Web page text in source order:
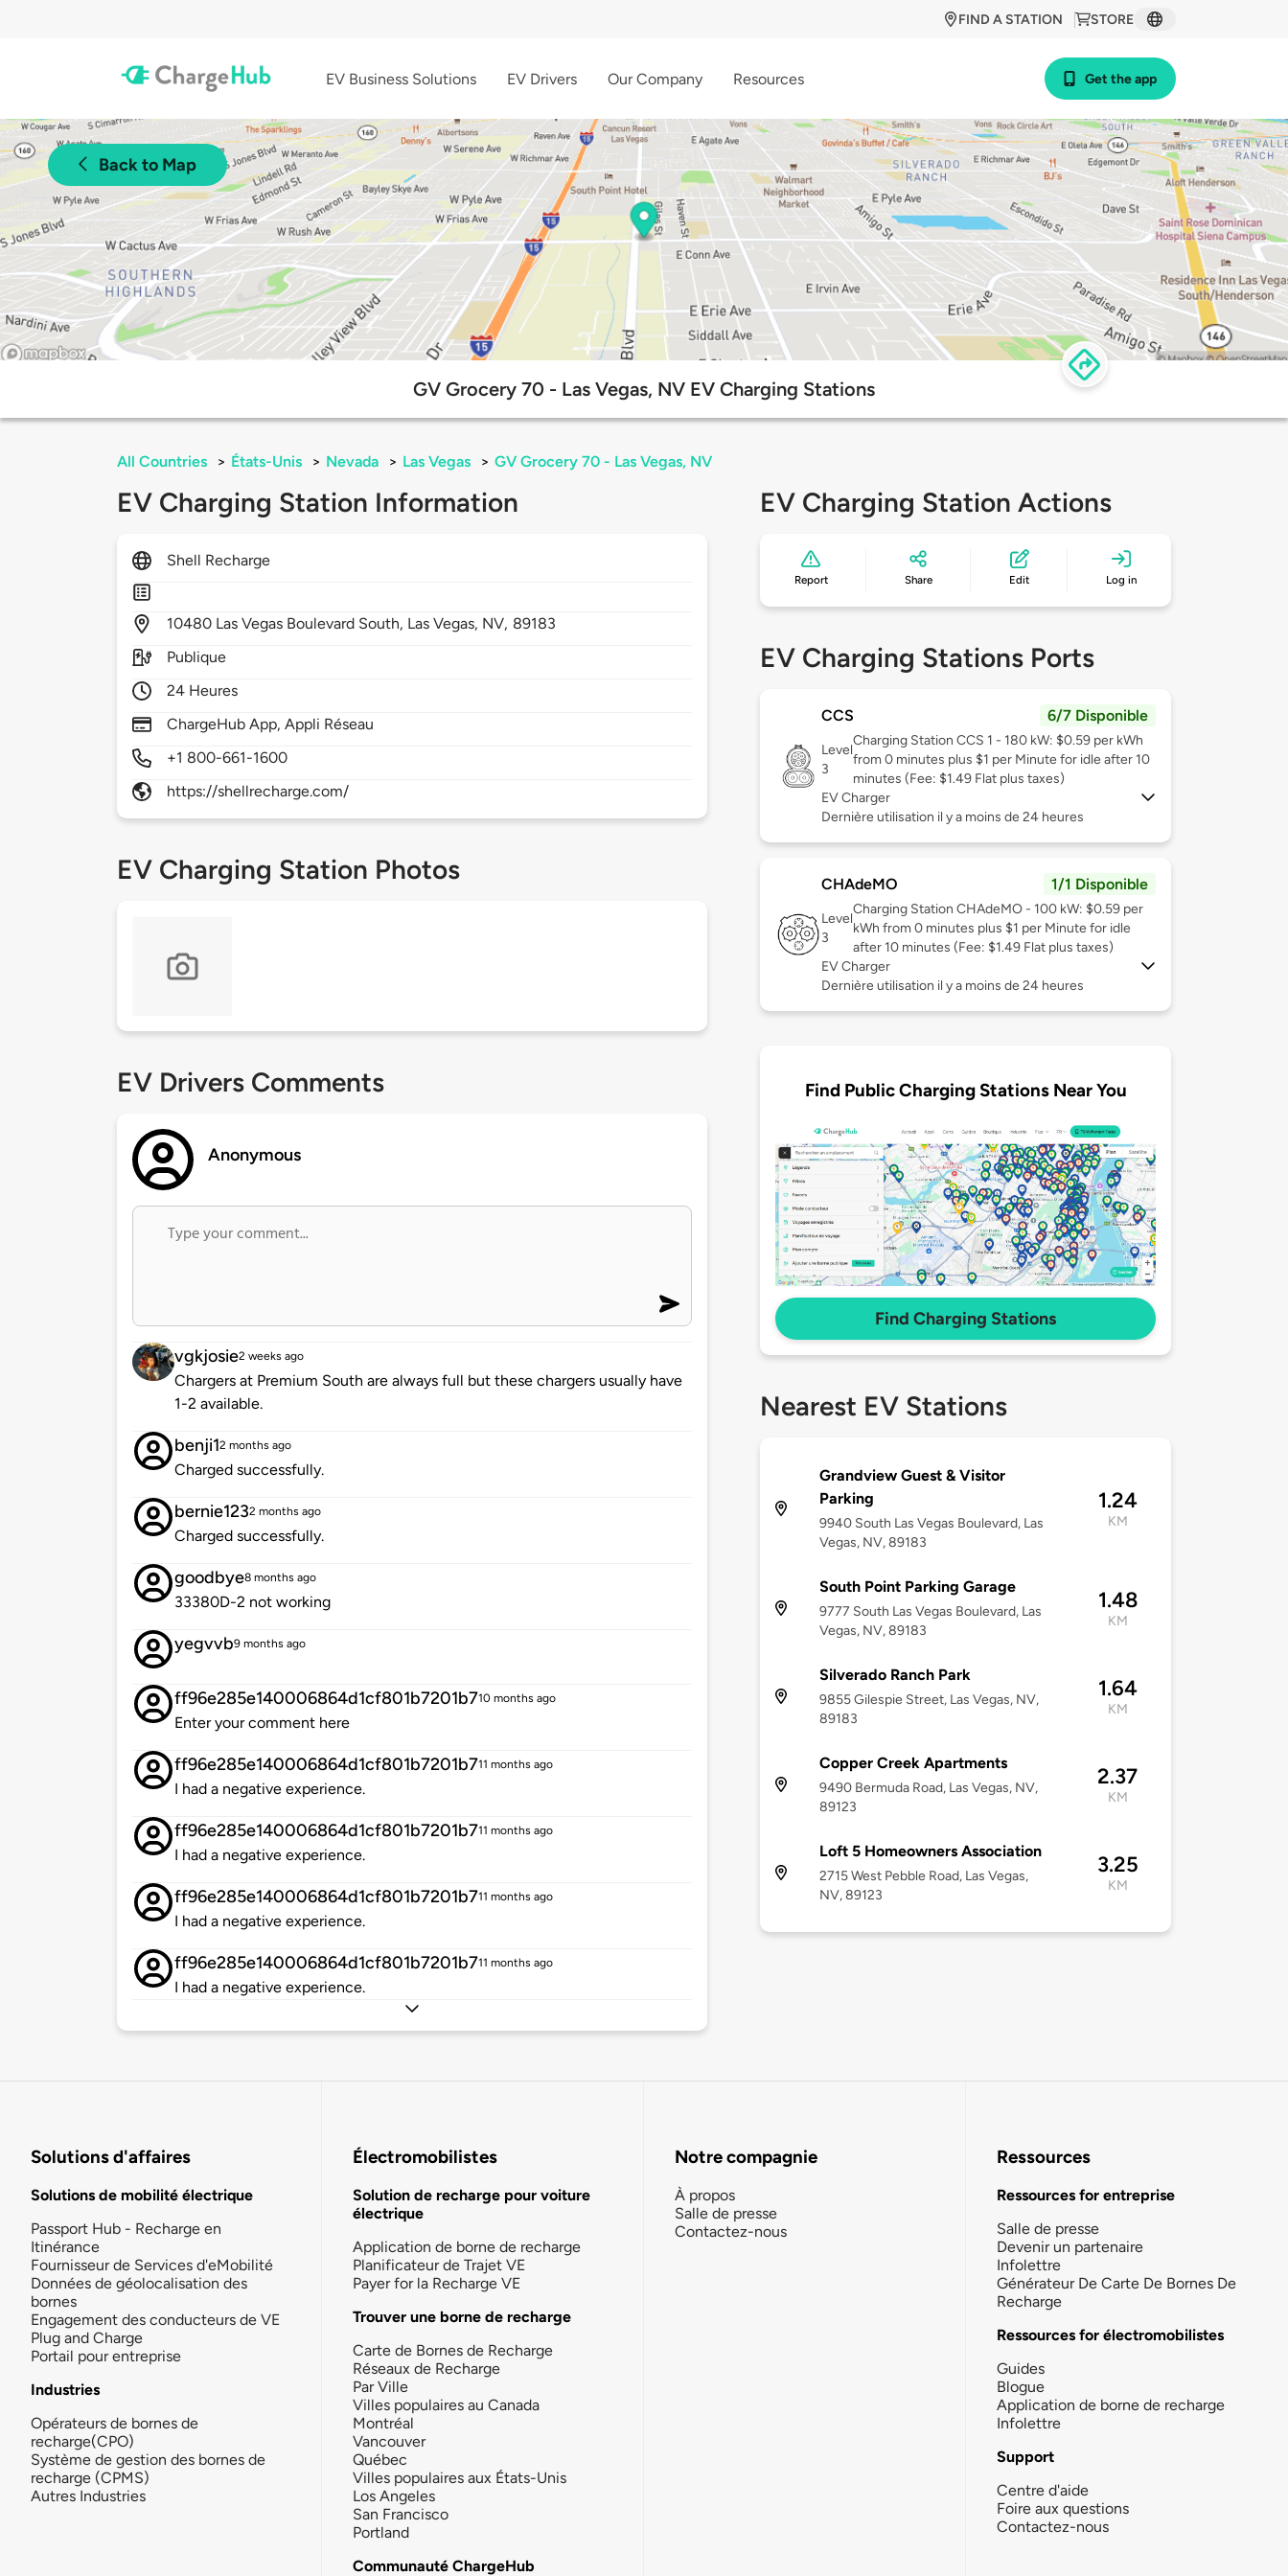
STORE
FIND A STATION
EV Business Solutions EV Drivers Our Company Resources Get the app
Back to Map
GV Grocery 70 - Las Vegas, NV EV Charging Stations
All Countries > États-Unis > Nevada > Las Vegas > GV Grocery 70 - Las Vegas, NV
EV Charging Station Information
Shell Recharge
10480 Las Vegas Boulevard South, Las Vegas, NV, 89183
Publique
24 Heures
ChargeHub App, Appli Réseau
+1 800-661-1600
https://shellrecharge.com/
EV Charging Station Photos
EV Drivers Comments
Anonymous
vgkjosie2 weeks ago
Chargers at Premium South are always full but these chargers usually have
1-2 available.
benji12 months ago
Charged successfully.
bernie1232 months ago
Charged successfully.
goodbye8 months ago
33380D-2 not working
yegvvb9 months ago
ff96e285e140006864d1cf801b7201b710 months ago
Enter your comment here
ff96e285e140006864d1cf801b7201b711 months ago
I had a negative experience.
ff96e285e140006864d1cf801b7201b711 months ago
I had a negative experience.
ff96e285e140006864d1cf801b7201b711 months ago
I had a negative experience.
ff96e285e140006864d1cf801b7201b711 months ago
I had a negative experience.
EV Charging Station Actions
Report Share Edit Log in
EV Charging Stations Ports
CCS 6/7 Disponible
Level
3
Charging Station CCS 1 - 180 kW: $0.59 per kWh
from 0 minutes plus $1 per Minute for idle after 10
minutes (Fee: $1.49 Flat plus taxes)
EV Charger
Dernière utilisation il y a moins de 24 heures
CHAdeMO 1/1 Disponible
Level
3
Charging Station CHAdeMO - 100 kW: $0.59 per
kWh from 0 minutes plus $1 per Minute for idle
after 10 minutes (Fee: $1.49 Flat plus taxes)
EV Charger
Dernière utilisation il y a moins de 24 heures
Find Public Charging Stations Near You
Find Charging Stations
Nearest EV Stations
Grandview Guest & Visitor
Parking
9940 South Las Vegas Boulevard, Las
Vegas, NV, 89183
1.24
KM
South Point Parking Garage
9777 South Las Vegas Boulevard, Las
Vegas, NV, 89183
1.48
KM
Silverado Ranch Park
9855 Gilespie Street, Las Vegas, NV,
89183
1.64
KM
Copper Creek Apartments
9490 Bermuda Road, Las Vegas, NV,
89123
2.37
KM
Loft 5 Homeowners Association
2715 West Pebble Road, Las Vegas,
NV, 89123
3.25
KM
Solutions d'affaires
Solutions de mobilité électrique
Passport Hub - Recharge en
Itinérance
Fournisseur de Services d'eMobilité
Données de géolocalisation des
bornes
Engagement des conducteurs de VE
Plug and Charge
Portail pour entreprise
Industries
Opérateurs de bornes de
recharge(CPO)
Système de gestion des bornes de
recharge (CPMS)
Autres Industries
Électromobilistes
Solution de recharge pour voiture
électrique
Application de borne de recharge
Planificateur de Trajet VE
Payer for la Recharge VE
Trouver une borne de recharge
Carte de Bornes de Recharge
Réseaux de Recharge
Par Ville
Villes populaires au Canada
Montréal
Vancouver
Québec
Villes populaires aux États-Unis
Los Angeles
San Francisco
Portland
Communauté ChargeHub
Notre compagnie
À propos
Salle de presse
Contactez-nous
Ressources
Ressources for entreprise
Salle de presse
Devenir un partenaire
Infolettre
Générateur De Carte De Bornes De
Recharge
Ressources for électromobilistes
Guides
Blogue
Application de borne de recharge
Infolettre
Support
Centre d'aide
Foire aux questions
Contactez-nous